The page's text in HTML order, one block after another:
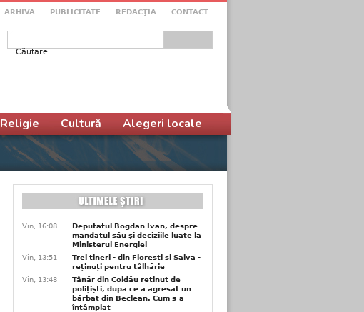
ARHIVA PUBLICITATE REDACŢIA CONTACT
Formular de căutare
Religie Cultură Alegeri locale
Vin, 16:08
Deputatul Bogdan Ivan, despre
mandatul său și deciziile luate la
Ministerul Energiei
Vin, 13:51
Trei tineri - din Florești și Salva -
reținuți pentru tâlhărie
Vin, 13:48
Tânăr din Coldău reținut de
polițiști, după ce a agresat un
bărbat din Beclean. Cum s-a
întâmplat